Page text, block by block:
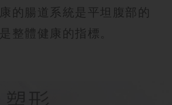
的腸道系統是平坦腹部的
整體健康的指標。